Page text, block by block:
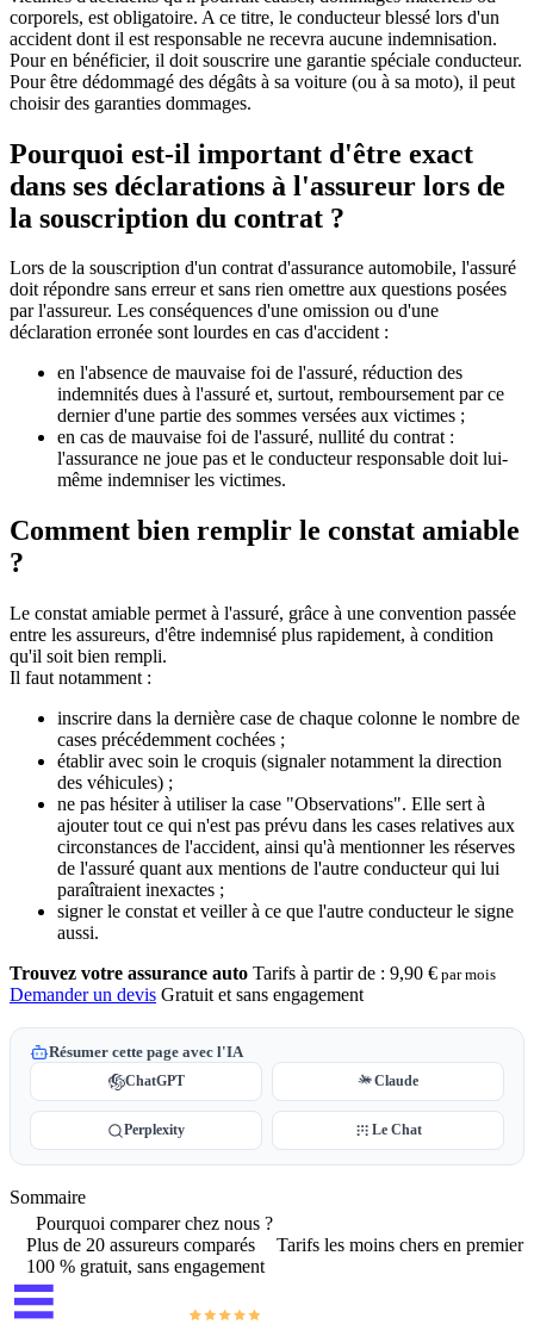
corporels, est obligatoire. A ce titre, le conducteur blessé lors d'un
accident dont il est responsable ne recevra aucune indemnisation.
Pour en bénéficier, il doit souscrire une garantie spéciale conducteur.
Pour être dédommagé des dégâts à sa voiture (ou à sa moto), il peut
choisir des garanties dommages.
Pourquoi est-il important d'être exact
dans ses déclarations à l'assureur lors de
la souscription du contrat ?
Lors de la souscription d'un contrat d'assurance automobile, l'assuré
doit répondre sans erreur et sans rien omettre aux questions posées
par l'assureur. Les conséquences d'une omission ou d'une
déclaration erronée sont lourdes en cas d'accident :
en l'absence de mauvaise foi de l'assuré, réduction des
indemnités dues à l'assuré et, surtout, remboursement par ce
dernier d'une partie des sommes versées aux victimes ;
en cas de mauvaise foi de l'assuré, nullité du contrat :
l'assurance ne joue pas et le conducteur responsable doit lui-
même indemniser les victimes.
Comment bien remplir le constat amiable
?
Le constat amiable permet à l'assuré, grâce à une convention passée
entre les assureurs, d'être indemnisé plus rapidement, à condition
qu'il soit bien rempli.
Il faut notamment :
inscrire dans la dernière case de chaque colonne le nombre de
cases précédemment cochées ;
établir avec soin le croquis (signaler notamment la direction
des véhicules) ;
ne pas hésiter à utiliser la case "Observations". Elle sert à
ajouter tout ce qui n'est pas prévu dans les cases relatives aux
circonstances de l'accident, ainsi qu'à mentionner les réserves
de l'assuré quant aux mentions de l'autre conducteur qui lui
paraîtraient inexactes ;
signer le constat et veiller à ce que l'autre conducteur le signe
aussi.
Trouvez votre assurance auto Tarifs à partir de : 9,90 € par mois
Demander un devis Gratuit et sans engagement
Résumer cette page avec l'IA
ChatGPT Claude
Perplexity Le Chat
Sommaire
Pourquoi comparer chez nous ?
Plus de 20 assureurs comparés
Tarifs les moins chers en premier
100 % gratuit, sans engagement